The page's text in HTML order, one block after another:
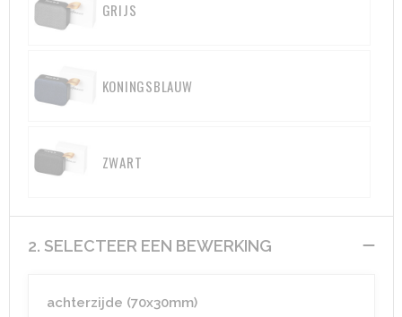
Promotietassen
Golftassen
Reistassensets
Valbeveiliging
GRIJS
KONINGSBLAUW
ZWART
2. SELECTEER EEN BEWERKING
achterzijde (70x30mm)